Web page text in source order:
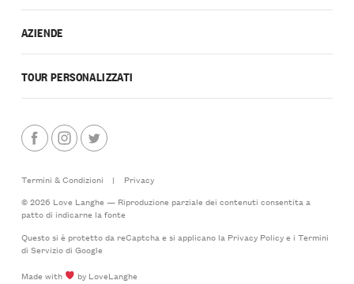
AZIENDE
TOUR PERSONALIZZATI
Termini & Condizioni |
Privacy
© 2026 Love Langhe — Riproduzione parziale dei contenuti consentita a
patto di indicarne la fonte
Questo si è protetto da reCaptcha e si applicano la Privacy Policye i Termini
di Serviziodi Google
Made with
by LoveLanghe